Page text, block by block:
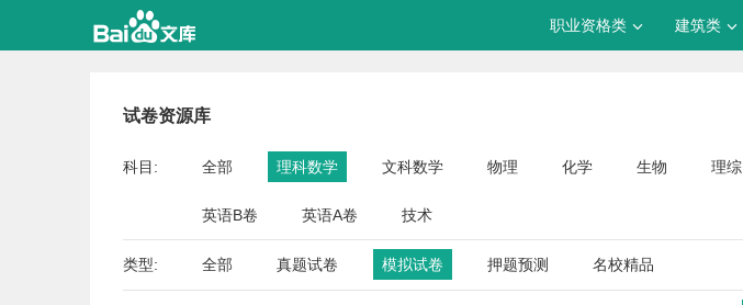
职业资格类 建筑类
试卷资源库
科目: 全部 理科数学 文科数学 物理 化学 生物 理综
英语B卷 英语A卷 技术
类型: 全部 真题试卷 模拟试卷 押题预测 名校精品